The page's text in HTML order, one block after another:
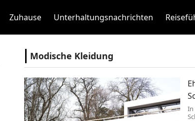
Zuhause Unterhaltungsnachrichten
Modische Kleidung
In